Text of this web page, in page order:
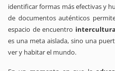
identificar formas más efectivas y
de documentos auténticos
espacio de encuentro
es una meta aislada, sino una
ver y habitar el mundo.